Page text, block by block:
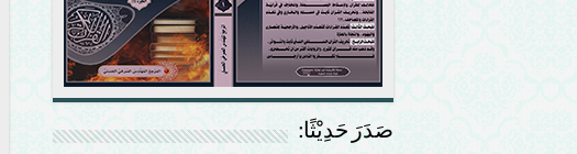
صَدَرَ حَدِيْثًا: